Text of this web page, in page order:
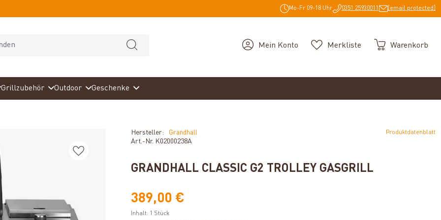
Mo-Fr 09-18 Uhr 0351 25930011 [email protected]
Mein Konto Merkliste Warenkorb
Grillzubehör Outdoor Geschenke
Hersteller:
Grandhall
Art.-Nr. K02000238A
Produktdatenblatt
GRANDHALL CLASSIC G2 TROLLEY GASGRILL
389,00 €
Inhalt: 1 Stück